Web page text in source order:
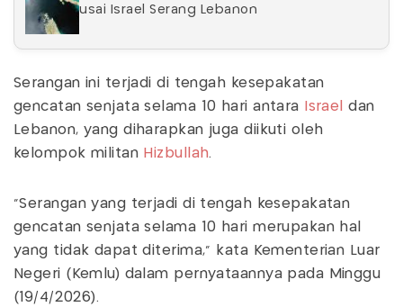
usai Israel Serang Lebanon
Serangan ini terjadi di tengah kesepakatan
gencatan senjata selama 10 hari antara
Israel
dan
Lebanon, yang diharapkan juga diikuti oleh
kelompok militan Hizbullah.
"Serangan yang terjadi di tengah kesepakatan
gencatan senjata selama 10 hari merupakan hal
yang tidak dapat diterima," kata Kementerian Luar
Negeri (Kemlu) dalam pernyataannya pada Minggu
(19/4/2026).